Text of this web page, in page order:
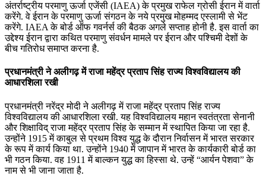
अंतर्राष्‍ट्रीय परमाणु ऊर्जा एजेंसी (IAEA) के प्रमुख राफेल ग्रोसी ईरान में वार्ता
करेंगे. वे ईरान के परमाणु ऊर्जा संगठन के नये प्रमुख मोहम्‍मद एस्‍लामी से भेंट
करेंगे. IAEA के बोर्ड ऑफ गवर्नर्स की बैठक अगले सप्‍ताह होनी है. इस वार्ता का
उद्देश्य ईरान द्वारा कथित परमाणु संवर्धन मामले पर ईरान और पश्चिमी देशों के
बीच गतिरोध समाप्त करना है.
प्रधानमंत्री ने अलीगढ़ में राजा महेंद्र प्रताप सिंह राज्य विश्वविद्यालय की
आधारशिला रखी
प्रधानमंत्री नरेंद्र मोदी ने अलीगढ़ में राजा महेंद्र प्रताप सिंह राज्य
विश्वविद्यालय की आधारशिला रखी. यह विश्वविद्यालय महान स्वतंत्रता सेनानी
और शिक्षाविद् राजा महेंद्र प्रताप सिंह के सम्मान में स्थापित किया जा रहा है.
उन्होंने 1915 में काबुल से प्रथम विश्व युद्ध के दौरान निर्वासन में भारत सरकार
के रूप में कार्य किया था. उन्होंने 1940 में जापान में भारत के कार्यकारी बोर्ड का
भी गठन किया. वह 1911 में बाल्कन युद्ध का हिस्सा थे. उन्हें “आर्यन पेशवा” के
नाम से भी जाना जाता है.